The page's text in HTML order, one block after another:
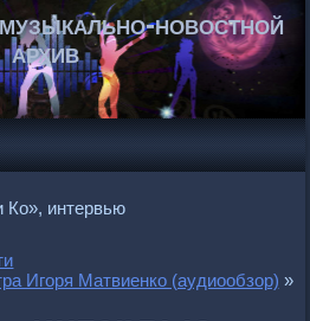
новостной
архив
интервью
Игоря Матвиенко (аудиообзор) »